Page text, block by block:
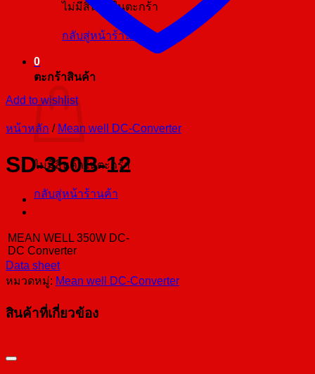
ไม่มีสินค้าในตะกร้า
กลับสู่หน้าร้านค้า
0
ตะกร้าสินค้า
ไม่มีสินค้าในตะกร้า
กลับสู่หน้าร้านค้า
Add to wishlist
หน้าหลัก / Mean well DC-Converter
SD-350B-12
MEAN WELL 350W DC-
DC Converter
Data sheet
หมวดหมู่: Mean well DC-Converter
สินค้าที่เกี่ยวข้อง